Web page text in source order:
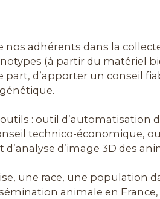
adhérents dans la
(à partir du matériel
d’apporter un conseil
: outil d’automatisation
technico-économique,
d’image 3D des
une race, une population
animale en France,